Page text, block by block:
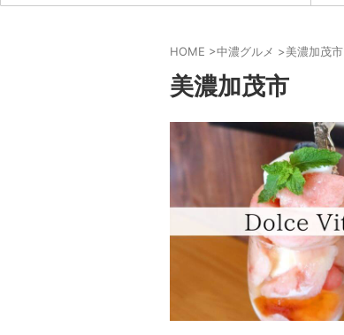
HOME >中濃グルメ >美濃加茂市
美濃加茂市